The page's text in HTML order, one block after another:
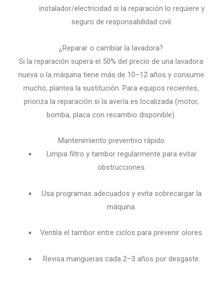
instalador/electricidad si la reparación lo requiere y
seguro de responsabilidad civil.
¿Reparar o cambiar la lavadora?
Si la reparación supera el 50% del precio de una lavadora
nueva o la máquina tiene más de 10–12 años y consume
mucho, plantea la sustitución. Para equipos recientes,
prioriza la reparación si la avería es localizada (motor,
bomba, placa con recambio disponible).
Mantenimiento preventivo rápido
Limpia filtro y tambor regularmente para evitar
obstrucciones.
Usa programas adecuados y evita sobrecargar la
máquina.
Ventila el tambor entre ciclos para prevenir olores.
Revisa mangueras cada 2–3 años por desgaste.